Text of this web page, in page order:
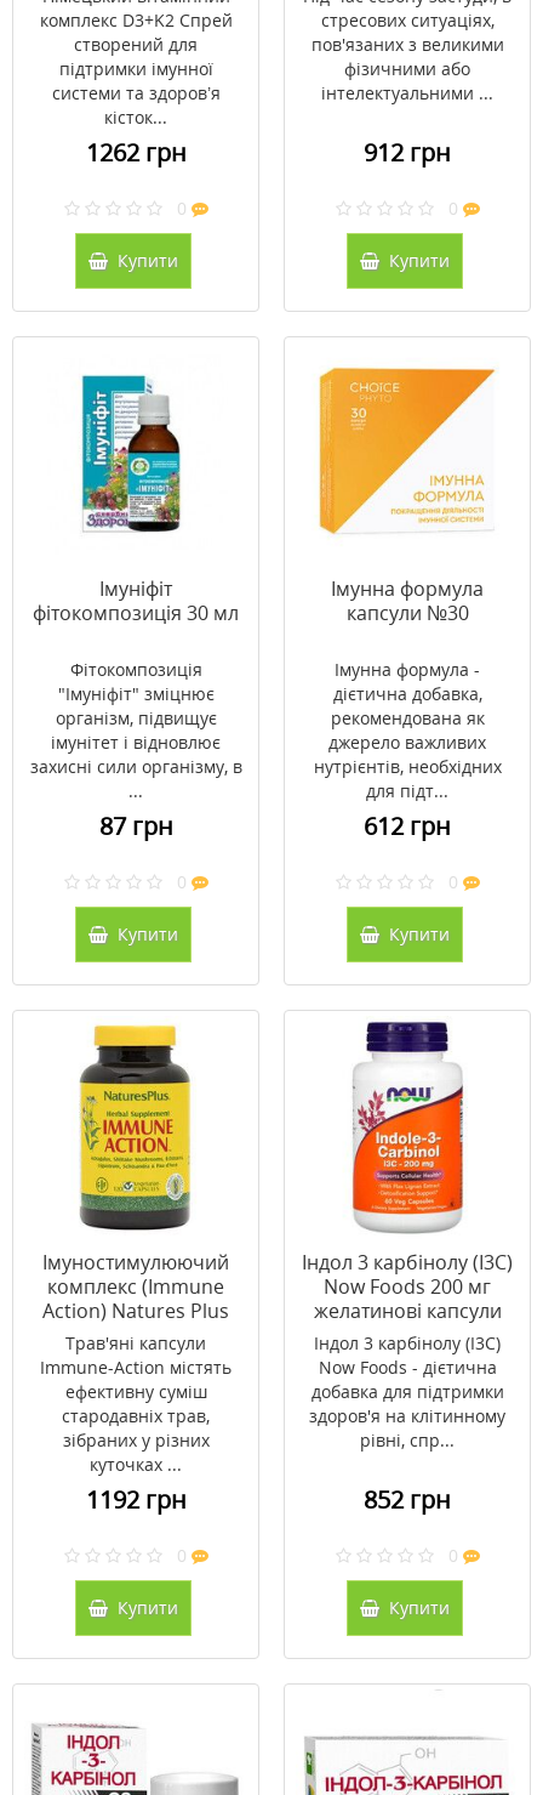
комплекс D3+K2 Спрей
створений для
підтримки імунної
системи та здоров’я
кісток...
1262 грн
0
Купити
стресових ситуаціях,
пов'язаних з великими
фізичними або
інтелектуальними ...
912 грн
0
Купити
Імуніфіт
фітокомпозиція 30 мл
Фітокомпозиція
"Імуніфіт" зміцнює
організм, підвищує
імунітет і відновлює
захисні сили організму, в
...
87 грн
0
Купити
Імунна формула
капсули №30
Імунна формула -
дієтична добавка,
рекомендована як
джерело важливих
нутрієнтів, необхідних
для підт...
612 грн
0
Купити
Імуностимулюючий
комплекс (Immune
Action) Natures Plus
120 рослинних капсул
Трав'яні капсули
Immune-Action містять
ефективну суміш
стародавніх трав,
зібраних у різних
куточках ...
1192 грн
0
Купити
Індол 3 карбінолу (I3C)
Now Foods 200 мг
желатинові капсули
№60
Індол 3 карбінолу (I3C)
Now Foods - дієтична
добавка для підтримки
здоров'я на клітинному
рівні, спр...
852 грн
0
Купити